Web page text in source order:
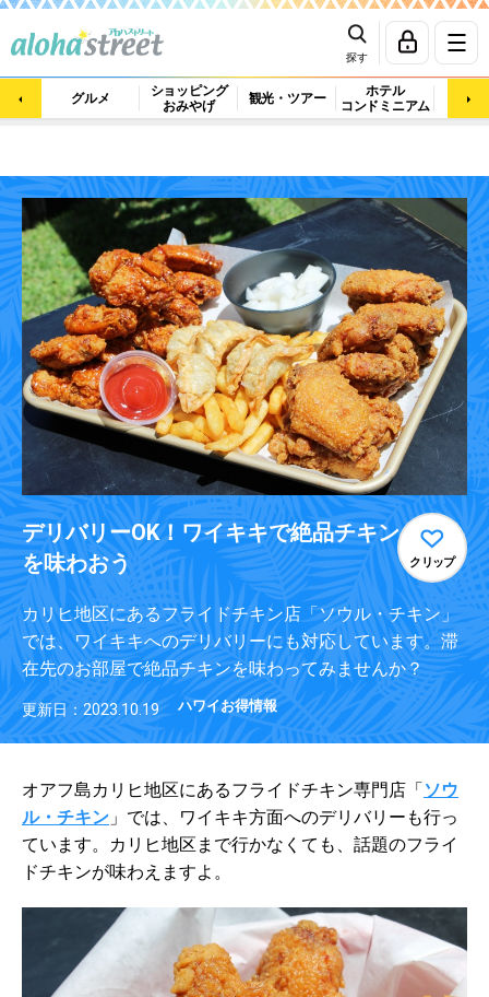
探す
グルメ
ショッピング
おみやげ
観光・ツアー
ホテル
コンドミニアム
マッ
デリバリーOK！ワイキキで絶品チキン
を味わおう
クリップ
カリヒ地区にあるフライドチキン店「ソウル・チキン」
では、ワイキキへのデリバリーにも対応しています。滞
在先のお部屋で絶品チキンを味わってみませんか？
更新日：2023.10.19 ハワイお得情報
オアフ島カリヒ地区にあるフライドチキン専門店「ソウ
ル・チキン 」では、ワイキキ方面へのデリバリーも行っ
ています。カリヒ地区まで行かなくても、話題のフライ
ドチキンが味わえますよ。